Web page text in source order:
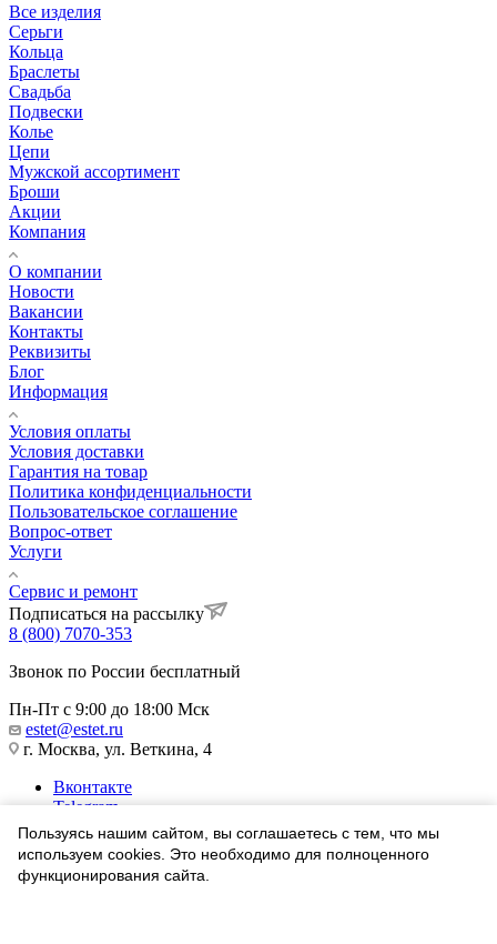
Все изделия
Серьги
Кольца
Браслеты
Свадьба
Подвески
Колье
Цепи
Мужской ассортимент
Броши
Акции
Компания
О компании
Новости
Вакансии
Контакты
Реквизиты
Блог
Информация
Условия оплаты
Условия доставки
Гарантия на товар
Политика конфиденциальности
Пользовательское соглашение
Вопрос-ответ
Услуги
Сервис и ремонт
Подписаться на рассылку
8 (800) 7070-353
Звонок по России бесплатный
Пн-Пт с 9:00 до 18:00 Мск
estet@estet.ru
г. Москва, ул. Веткина, 4
Вконтакте
Telegram
Одноклассники
WhatsApp
1991-2026 © Ювелирный Дом ЭСТЕТ
Пользуясь нашим сайтом, вы соглашаетесь с тем, что мы
используем cookies. Это необходимо для полноценного
функционирования сайта.